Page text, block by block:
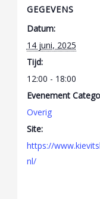
GEGEVENS
Datum:
14 juni, 2025
Tijd:
12:00 - 18:00
Evenement
Overig
Site:
https://
nl/